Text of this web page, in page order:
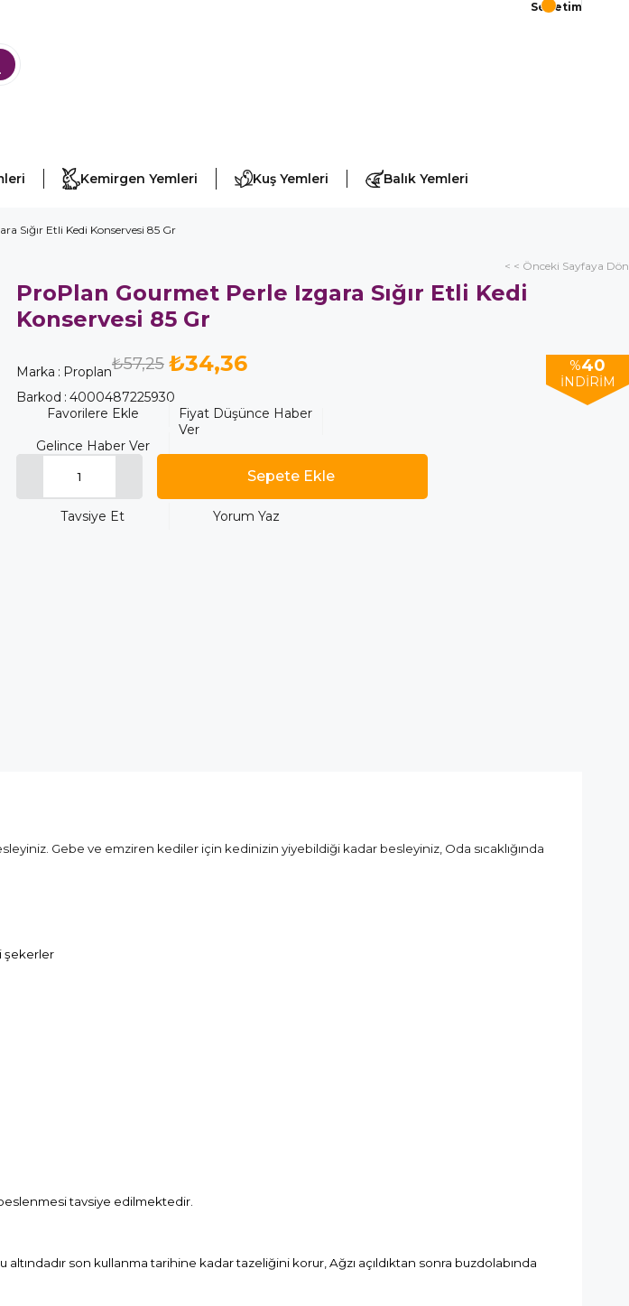
Sepetim
Kemirgen Yemleri Kuş Yemleri Balık Yemleri
Sığır Etli Kedi Konservesi 85 Gr
< < Önceki Sayfaya Dön
ProPlan Gourmet Perle Izgara Sığır Etli Kedi
Konservesi 85 Gr
Marka : Proplan %40
İNDIRIM
₺57,25 ₺34,36
Barkod : 4000487225930
Favorilere Ekle
Fiyat Düşünce Haber
Ver
Gelince Haber Ver
Tavsiye Et Yorum Yaz
Gebe ve emziren kediler için kedinizin yiyebildiği kadar besleyiniz, Oda sıcaklığında
şekerler
tavsiye edilmektedir.
altındadır son kullanma tarihine kadar tazeliğini korur, Ağzı açıldıktan sonra buzdolabında